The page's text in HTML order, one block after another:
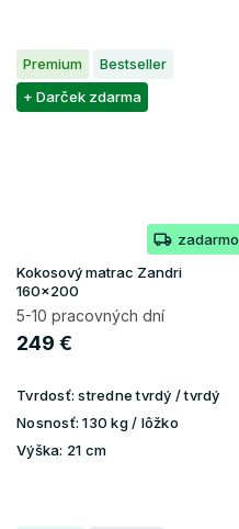
Premium
Bestseller
+ Darček zdarma
zadarmo
Kokosový matrac Zandri
160x200
5-10 pracovných dní
249 €
Tvrdosť: stredne tvrdý / tvrdý
Nosnosť: 130 kg / lôžko
Výška: 21 cm